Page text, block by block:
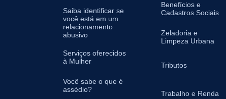
Saiba identificar se
você está em um
relacionamento
abusivo
Serviços oferecidos
à Mulher
Você sabe o que é
assédio?
Benefícios e
Cadastros Sociais
Zeladoria e
Limpeza Urbana
Tributos
Trabalho e Renda